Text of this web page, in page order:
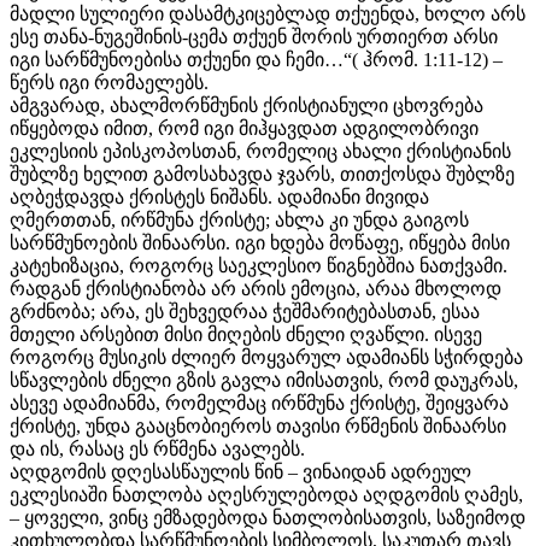
მადლი სულიერი დასამტკიცებლად თქუენდა, ხოლო არს
ესე თანა-ნუგეშინის-ცემა თქუენ შორის ურთიერთ არსი
იგი სარწმუნოებისა თქუენი და ჩემი…“( ჰრომ. 1:11-12) –
წერს იგი რომაელებს.
ამგვარად, ახალმორწმუნის ქრისტიანული ცხოვრება
იწყებოდა იმით, რომ იგი მიჰყავდათ ადგილობრივი
ეკლესიის ეპისკოპოსთან, რომელიც ახალი ქრისტიანის
შუბლზე ხელით გამოსახავდა ჯვარს, თითქოსდა შუბლზე
აღბეჭდავდა ქრისტეს ნიშანს. ადამიანი მივიდა
ღმერთთან, ირწმუნა ქრისტე; ახლა კი უნდა გაიგოს
სარწმუნოების შინაარსი. იგი ხდება მოწაფე, იწყება მისი
კატეხიზაცია, როგორც საეკლესიო წიგნებშია ნათქვამი.
რადგან ქრისტიანობა არ არის ემოცია, არაა მხოლოდ
გრძნობა; არა, ეს შეხვედრაა ჭეშმარიტებასთან, ესაა
მთელი არსებით მისი მიღების ძნელი ღვაწლი. ისევე
როგორც მუსიკის ძლიერ მოყვარულ ადამიანს სჭირდება
სწავლების ძნელი გზის გავლა იმისათვის, რომ დაუკრას,
ასევე ადამიანმა, რომელმაც ირწმუნა ქრისტე, შეიყვარა
ქრისტე, უნდა გააცნობიეროს თავისი რწმენის შინაარსი
და ის, რასაც ეს რწმენა ავალებს.
აღდგომის დღესასწაულის წინ – ვინაიდან ადრეულ
ეკლესიაში ნათლობა აღესრულებოდა აღდგომის ღამეს,
– ყოველი, ვინც ემზადებოდა ნათლობისათვის, საზეიმოდ
კითხულობდა სარწმუნოების სიმბოლოს, საკუთარ თავს